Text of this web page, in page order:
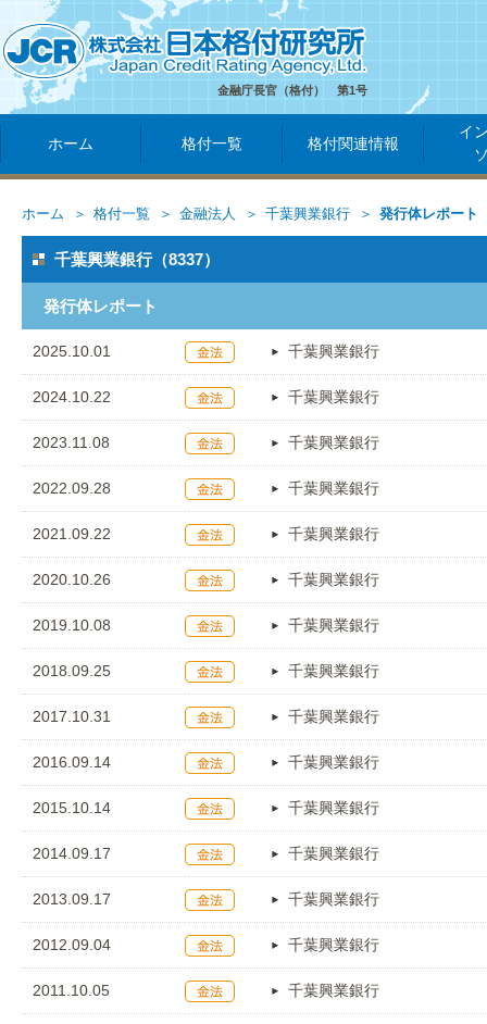
金融庁長官（格付） 第1号
ホーム 格付一覧 格付関連情報
イ
ホーム 格付一覧 金融法人 千葉興業銀行 発行体レポート
千葉興業銀行（8337）
発行体レポート
2025.10.01 千葉興業銀行
2024.10.22 千葉興業銀行
2023.11.08 千葉興業銀行
2022.09.28 千葉興業銀行
2021.09.22 千葉興業銀行
2020.10.26 千葉興業銀行
2019.10.08 千葉興業銀行
2018.09.25 千葉興業銀行
2017.10.31 千葉興業銀行
2016.09.14 千葉興業銀行
2015.10.14 千葉興業銀行
2014.09.17 千葉興業銀行
2013.09.17 千葉興業銀行
2012.09.04 千葉興業銀行
2011.10.05 千葉興業銀行